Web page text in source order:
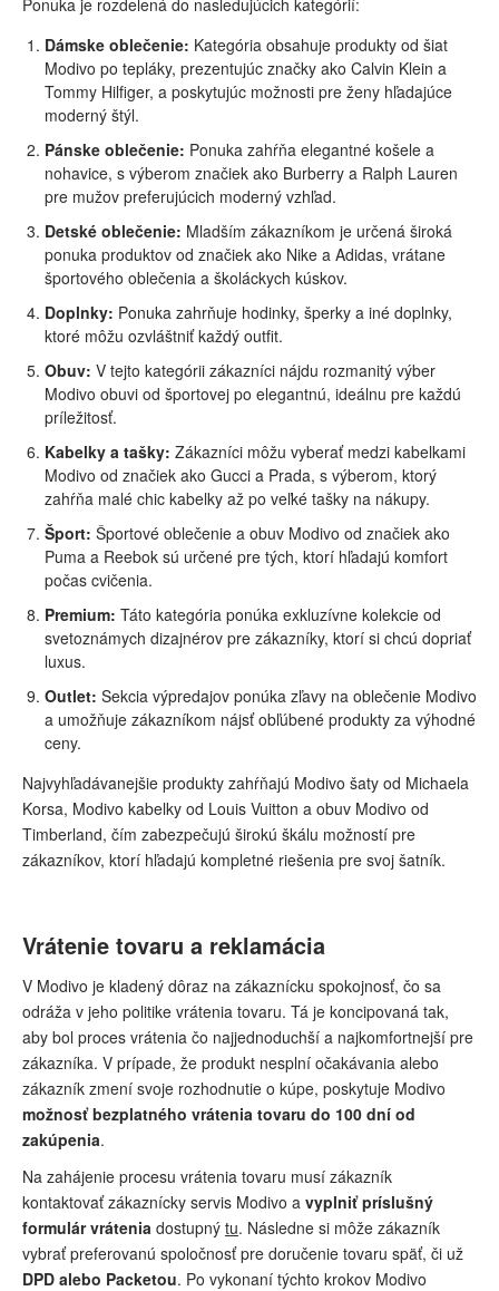
Dámske oblečenie: Kategória obsahuje produkty od šiat
Modivo po tepláky, prezentujúc značky ako Calvin Klein a
Tommy Hilfiger, a poskytujúc možnosti pre ženy hľadajúce
moderný štýl.
Pánske oblečenie: Ponuka zahŕňa elegantné košele a
nohavice, s výberom značiek ako Burberry a Ralph Lauren
pre mužov preferujúcich moderný vzhľad.
Detské oblečenie: Mladším zákazníkom je určená široká
ponuka produktov od značiek ako Nike a Adidas, vrátane
športového oblečenia a školáckych kúskov.
Doplnky: Ponuka zahrňuje hodinky, šperky a iné doplnky,
ktoré môžu ozvláštniť každý outfit.
Obuv: V tejto kategórii zákazníci nájdu rozmanitý výber
Modivo obuvi od športovej po elegantnú, ideálnu pre každú
príležitosť.
Kabelky a tašky: Zákazníci môžu vyberať medzi kabelkami
Modivo od značiek ako Gucci a Prada, s výberom, ktorý
zahŕňa malé chic kabelky až po veľké tašky na nákupy.
Šport: Športové oblečenie a obuv Modivo od značiek ako
Puma a Reebok sú určené pre tých, ktorí hľadajú komfort
počas cvičenia.
Premium: Táto kategória ponúka exkluzívne kolekcie od
svetoznámych dizajnérov pre zákazníky, ktorí si chcú dopriať
luxus.
Outlet: Sekcia výpredajov ponúka zľavy na oblečenie Modivo
a umožňuje zákazníkom nájsť obľúbené produkty za výhodné
ceny.
Najvyhľadávanejšie produkty zahŕňajú Modivo šaty od Michaela
Korsa, Modivo kabelky od Louis Vuitton a obuv Modivo od
Timberland, čím zabezpečujú širokú škálu možností pre
zákazníkov, ktorí hľadajú kompletné riešenia pre svoj šatník.
Vrátenie tovaru a reklamácia
V Modivo je kladený dôraz na zákaznícku spokojnosť, čo sa
odráža v jeho politike vrátenia tovaru. Tá je koncipovaná tak,
aby bol proces vrátenia čo najjednoduchší a najkomfortnejší pre
zákazníka. V prípade, že produkt nesplní očakávania alebo
zákazník zmení svoje rozhodnutie o kúpe, poskytuje Modivo
možnosť bezplatného vrátenia tovaru do 100 dní od
zakúpenia.
Na zahájenie procesu vrátenia tovaru musí zákazník
kontaktovať zákaznícky servis Modivo a vyplniť príslušný
formulár vrátenia dostupný tu. Následne si môže zákazník
vybrať preferovanú spoločnosť pre doručenie tovaru späť, či už
DPD alebo Packetou. Po vykonaní týchto krokov Modivo